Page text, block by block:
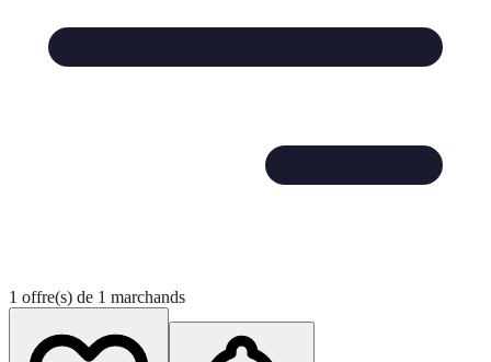
1 offre(s) de 1 marchands